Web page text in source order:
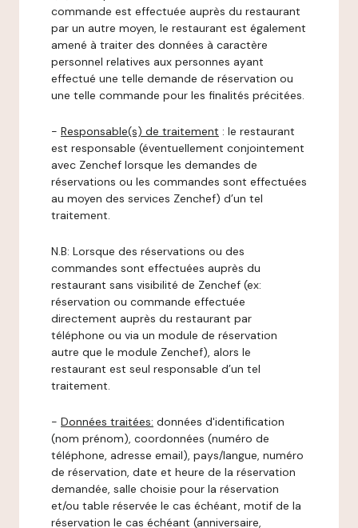
commande est effectuée auprès du restaurant
par un autre moyen, le restaurant est également
amené à traiter des données à caractère
personnel relatives aux personnes ayant
effectué une telle demande de réservation ou
une telle commande pour les finalités précitées.
- Responsable(s) de traitement : le restaurant
est responsable (éventuellement conjointement
avec Zenchef lorsque les demandes de
réservations ou les commandes sont effectuées
au moyen des services Zenchef) d’un tel
traitement.
N.B: Lorsque des réservations ou des
commandes sont effectuées auprès du
restaurant sans visibilité de Zenchef (ex:
réservation ou commande effectuée
directement auprès du restaurant par
téléphone ou via un module de réservation
autre que le module Zenchef), alors le
restaurant est seul responsable d’un tel
traitement.
- Données traitées: données d'identification
(nom prénom), coordonnées (numéro de
téléphone, adresse email), pays/langue, numéro
de réservation, date et heure de la réservation
demandée, salle choisie pour la réservation
et/ou table réservée le cas échéant, motif de la
réservation le cas échéant (anniversaire,